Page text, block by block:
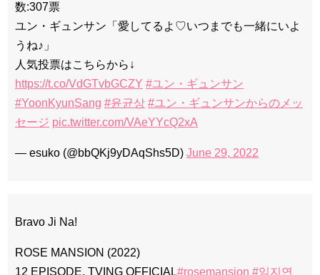
数:307票
ユン・ギュンサン「愛してるよ♡いつまでも一緒にいよ
うね♪」
人気投票はこちらから↓
https://t.co/VdGTvbGCZY #ユン・ギュンサン
#YoonKyunSang #윤균상 #ユン・ギュンサンからのメッ
セージ pic.twitter.com/VAeYYcQ2xA
— esuko (@bbQKj9yDAqShs5D) June 29, 2022
Bravo Ji Na!
ROSE MANSION (2022)
12 EPISODE, TVING OFFICIAL#rosemansion #임지연